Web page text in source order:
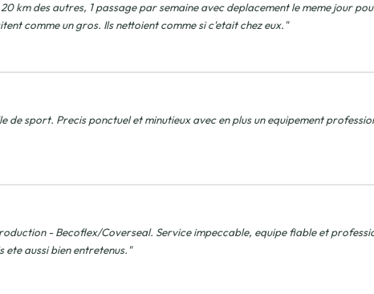
km des autres, 1 passage par semaine avec deplacement le meme jour
comme un gros. Ils nettoient comme si c'etait chez eux."
de sport. Precis ponctuel et minutieux avec en plus un equipement
- Becoflex/Coverseal. Service impeccable, equipe fiable et
ete aussi bien entretenus."